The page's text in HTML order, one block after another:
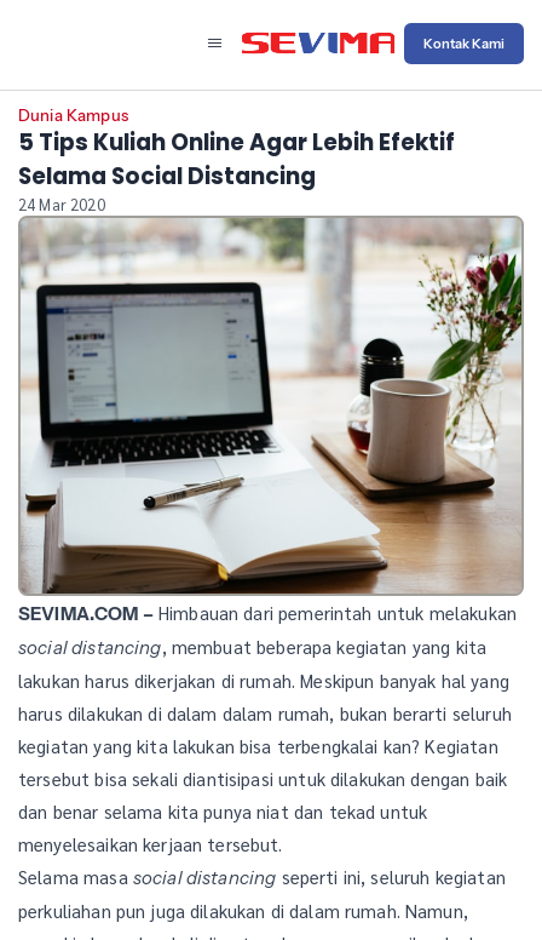
Kontak Kami
Dunia Kampus
5 Tips Kuliah Online Agar Lebih Efektif
Selama Social Distancing
24 Mar 2020
SEVIMA.COM –Himbauan dari pemerintah untuk melakukan
social distancing, membuat beberapa kegiatan yang kita
lakukan harus dikerjakan di rumah. Meskipun banyak hal yang
harus dilakukan di dalam dalam rumah, bukan berarti seluruh
kegiatan yang kita lakukan bisa terbengkalai kan? Kegiatan
tersebut bisa sekali diantisipasi untuk dilakukan dengan baik
dan benar selama kita punya niat dan tekad untuk
menyelesaikan kerjaan tersebut.
Selama masa social distancing seperti ini, seluruh kegiatan
perkuliahan pun juga dilakukan di dalam rumah. Namun,